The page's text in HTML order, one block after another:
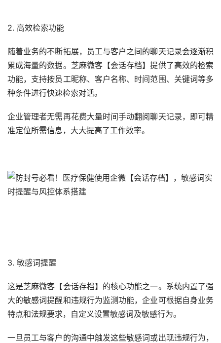
2. 高效检索功能
随着业务的不断拓展，员工与客户之间的聊天记录会逐渐积
累成海量的数据。芝麻微客【会话存档】提供了高效的检索
功能，支持按员工昵称、客户名称、时间范围、关键词等多
种条件进行快速检索对话。
企业管理者无需再花费大量时间手动翻阅聊天记录，即可精
准定位所需信息，大大提高了工作效率。
3. 敏感词提醒
这是芝麻微客【会话存档】的核心功能之一。系统内置了强
大的敏感词提醒和违规行为监测功能，企业可根据自身业务
特点和法规要求，自定义设置敏感词及敏感行为。
一旦员工与客户的沟通中触发这些敏感词或出现违规行为，